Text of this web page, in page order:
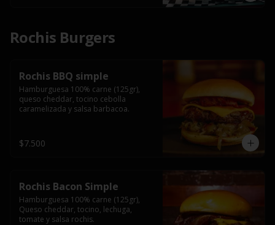
Rochis Burgers
Rochis BBQ simple
Hamburguesa 100% carne (125gr),
queso cheddar, tocino cebolla
caramelizada y salsa barbacoa.
$7.500
Rochis Bacon Simple
Hamburguesa 100% carne (125gr),
Queso cheddar, tocino, lechuga,
tomate y salsa rochis.